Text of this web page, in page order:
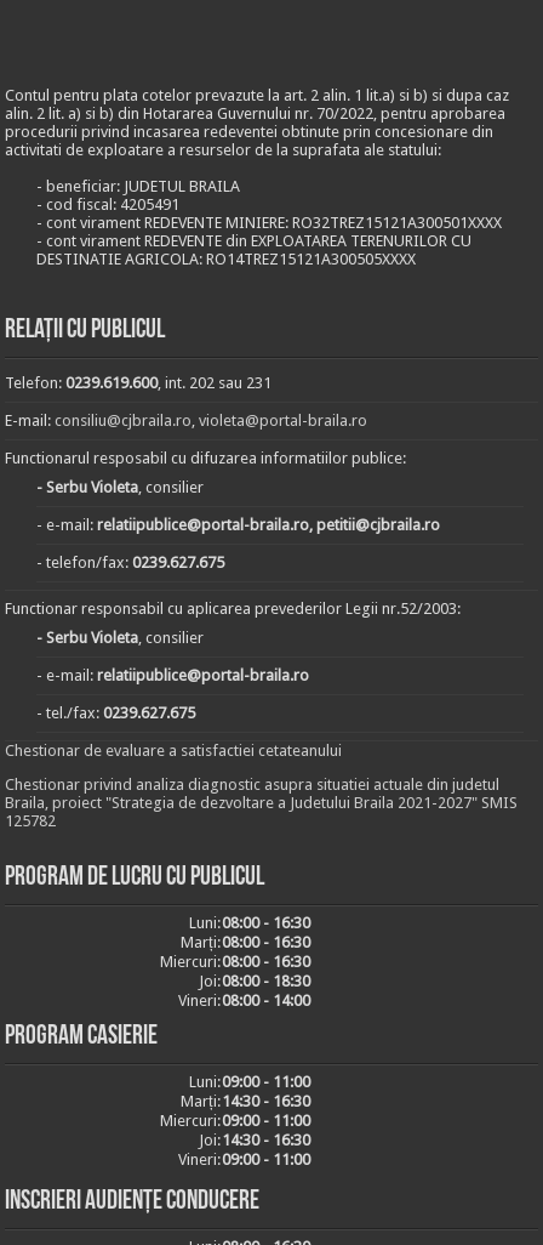
Contul pentru plata cotelor prevazute la art. 2 alin. 1 lit.a) si b) si dupa caz
alin. 2 lit. a) si b) din Hotararea Guvernului nr. 70/2022, pentru aprobarea
procedurii privind incasarea redeventei obtinute prin concesionare din
activitati de exploatare a resurselor de la suprafata ale statului:
- beneficiar: JUDETUL BRAILA
- cod fiscal: 4205491
- cont virament REDEVENTE MINIERE: RO32TREZ15121A300501XXXX
- cont virament REDEVENTE din EXPLOATAREA TERENURILOR CU
DESTINATIE AGRICOLA: RO14TREZ15121A300505XXXX
Relații cu publicul
Telefon:0239.619.600, int. 202 sau 231
E-mail:consiliu@cjbraila.ro,violeta@portal-braila.ro
Functionarul resposabil cu difuzarea informatiilor publice:
- Serbu Violeta, consilier
- e-mail:relatiipublice@portal-braila.ro, petitii@cjbraila.ro
- telefon/fax:0239.627.675
Functionar responsabil cu aplicarea prevederilor Legii nr.52/2003:
- Serbu Violeta, consilier
- e-mail:relatiipublice@portal-braila.ro
- tel./fax:0239.627.675
Chestionar de evaluare a satisfactiei cetateanului
Chestionar privind analiza diagnostic asupra situatiei actuale din judetul
Braila, proiect "Strategia de dezvoltare a Judetului Braila 2021-2027" SMIS
125782
Program de lucru cu publicul
Luni:08:00 - 16:30
Marți:08:00 - 16:30
Miercuri:08:00 - 16:30
Joi:08:00 - 18:30
Vineri:08:00 - 14:00
Program casierie
Luni:09:00 - 11:00
Marți:14:30 - 16:30
Miercuri:09:00 - 11:00
Joi:14:30 - 16:30
Vineri:09:00 - 11:00
Inscrieri audiențe conducere